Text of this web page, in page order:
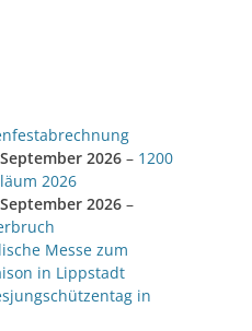
2026 – 1200
2026
2026 –
Messe zum
in Lippstadt
in